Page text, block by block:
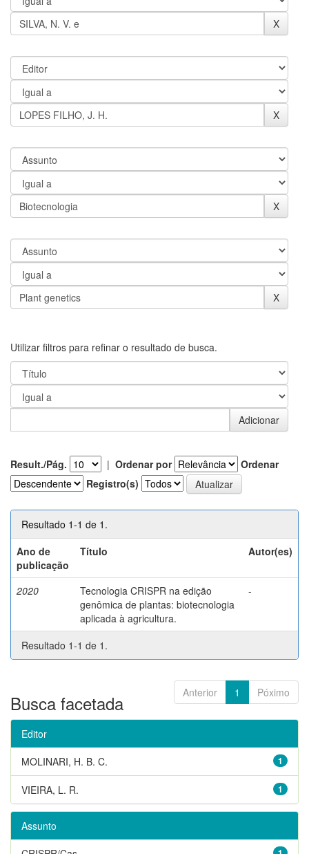
Utilizar filtros para refinar o resultado de busca.
Result./Pág. | Ordenar por
Ordenar
Registro(s)
Resultado 1-1 de 1.
Ano de
publicação
Título Autor(es)
2020
Tecnologia CRISPR na edição
genômica de plantas: biotecnologia
aplicada à agricultura.
-
Resultado 1-1 de 1.
Anterior 1 Póximo
Busca facetada
Editor
1
MOLINARI, H. B. C.
1
VIEIRA, L. R.
Assunto